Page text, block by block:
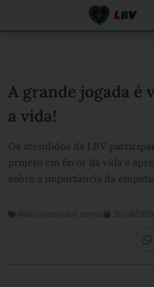
A grande jogada é
a vida!
Os atendidos da LBV
projeto em favor da vida e
sobre a importância da
Alida Cristina dos Santos 26/09/2019